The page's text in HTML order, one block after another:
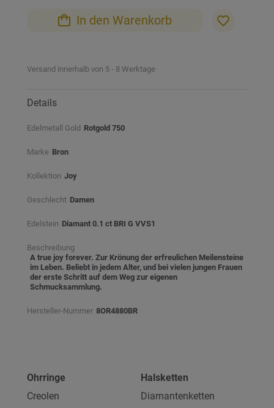
springen
In den Warenkorb
Versand innerhalb von 5 - 8 Werktage
Details
Edelmetall Gold Rotgold 750
Marke Bron
Kollektion Joy
Geschlecht Damen
Edelstein Diamant 0.1 ct BRI G VVS1
Beschreibung
A true joy forever. Zur Krönung der erfreulichen Meilensteine
im Leben. Beliebt in jedem Alter, und bei vielen jungen Frauen
der erste Schritt auf dem Weg zur eigenen
Schmucksammlung.
Hersteller-Nummer 8OR4880BR
Ohrringe
Creolen
Halsketten
Diamantenketten